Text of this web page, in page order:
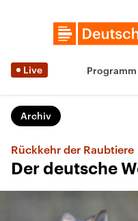
Live Programm
Archiv
Rückkehr der Raubtiere
Der deutsche